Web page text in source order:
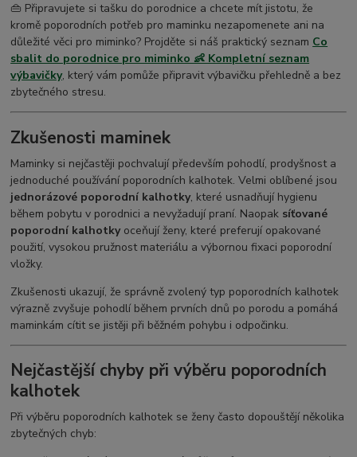
👜 Připravujete si tašku do porodnice a chcete mít jistotu, že
kromě poporodních potřeb pro maminku nezapomenete ani na
důležité věci pro miminko? Projděte si náš praktický seznam Co
sbalit do porodnice pro miminko 👶 Kompletní seznam
výbavičky, který vám pomůže připravit výbavičku přehledně a bez
zbytečného stresu.
Zkušenosti maminek
Maminky si nejčastěji pochvalují především pohodlí, prodyšnost a
jednoduché používání poporodních kalhotek. Velmi oblíbené jsou
jednorázové poporodní kalhotky, které usnadňují hygienu
během pobytu v porodnici a nevyžadují praní. Naopak síťované
poporodní kalhotkyoceňují ženy, které preferují opakované
použití, vysokou pružnost materiálu a výbornou fixaci poporodní
vložky.
Zkušenosti ukazují, že správně zvolený typ poporodních kalhotek
výrazně zvyšuje pohodlí během prvních dnů po porodu a pomáhá
maminkám cítit se jistěji při běžném pohybu i odpočinku.
Nejčastější chyby při výběru poporodních
kalhotek
Při výběru poporodních kalhotek se ženy často dopouštějí několika
zbytečných chyb: